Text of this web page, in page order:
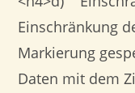
Einschränkung
Markierung
Daten mit dem